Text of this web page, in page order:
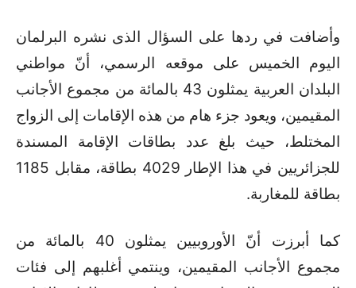
وأضافت في ردها على السؤال الذى نشره البرلمان
اليوم الخميس على موقعه الرسمي، أنّ مواطني
البلدان العربية يمثلون 43 بالمائة من مجموع الأجانب
المقيمين، ويعود جزء هام من هذه الإقامات إلى الزواج
المختلط، حيث بلغ عدد بطاقات الإقامة المسندة
للجزائريين في هذا الإطار 4029 بطاقة، مقابل 1185
بطاقة للمغاربة.
كما أبرزت أنّ الأوروبيين يمثلون 40 بالمائة من
مجموع الأجانب المقيمين، وينتمي أغلبهم إلى فئات